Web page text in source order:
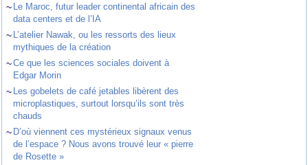
~ Le Maroc, futur leader continental africain des
data centers et de l’IA
~ L’atelier Nawak, ou les ressorts des lieux
mythiques de la création
~Ce que les sciences sociales doivent à
Edgar Morin
~ Les gobelets de café jetables libèrent des
microplastiques, surtout lorsqu’ils sont très
chauds
~ D’où viennent ces mystérieux signaux venus
de l’espace ? Nous avons trouvé leur « pierre
de Rosette »